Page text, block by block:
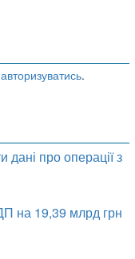
авторизуватись.